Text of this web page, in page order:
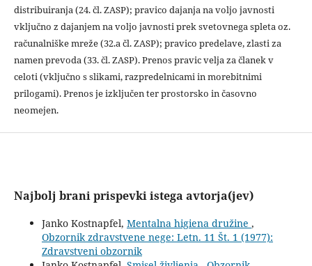
distribuiranja (24. čl. ZASP); pravico dajanja na voljo javnosti
vključno z dajanjem na voljo javnosti prek svetovnega spleta oz.
računalniške mreže (32.a čl. ZASP); pravico predelave, zlasti za
namen prevoda (33. čl. ZASP). Prenos pravic velja za članek v
celoti (vključno s slikami, razpredelnicami in morebitnimi
prilogami). Prenos je izključen ter prostorsko in časovno
neomejen.
Najbolj brani prispevki istega avtorja(jev)
Janko Kostnapfel, Mentalna higiena družine ,
Obzornik zdravstvene nege: Letn. 11 Št. 1 (1977):
Zdravstveni obzornik